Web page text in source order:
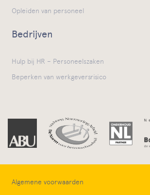
Opleiden van personeel
Bedrijven
Hulp bij HR – Personeelszaken
Beperken van werkgeversrisico
Algemene voorwaarden